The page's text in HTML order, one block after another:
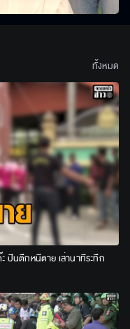
ปีนตึกหนีตาย เล่านาทีระทึก
ทั้งหมด